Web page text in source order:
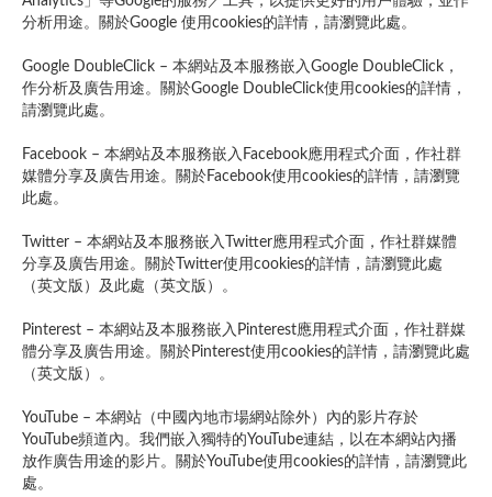
分析用途。關於Google 使用cookies的詳情，請瀏覽此處。
Google DoubleClick – 本網站及本服務嵌入Google DoubleClick，
作分析及廣告用途。關於Google DoubleClick使用cookies的詳情，
請瀏覽此處。
Facebook – 本網站及本服務嵌入Facebook應用程式介面，作社群
媒體分享及廣告用途。關於Facebook使用cookies的詳情，請瀏覽
此處。
Twitter – 本網站及本服務嵌入Twitter應用程式介面，作社群媒體
分享及廣告用途。關於Twitter使用cookies的詳情，請瀏覽此處
（英文版）及此處（英文版）。
Pinterest – 本網站及本服務嵌入Pinterest應用程式介面，作社群媒
體分享及廣告用途。關於Pinterest使用cookies的詳情，請瀏覽此處
（英文版）。
YouTube – 本網站（中國內地市場網站除外）內的影片存於
YouTube頻道內。我們嵌入獨特的YouTube連結，以在本網站內播
放作廣告用途的影片。關於YouTube使用cookies的詳情，請瀏覽此
處。